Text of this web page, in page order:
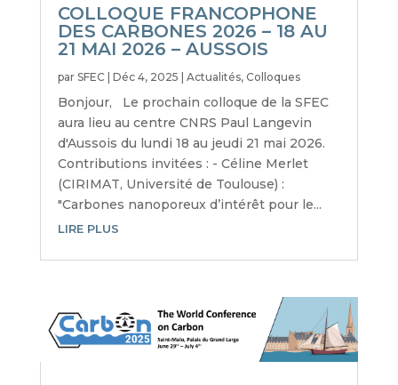
COLLOQUE FRANCOPHONE
DES CARBONES 2026 – 18 AU
21 MAI 2026 – AUSSOIS
par SFEC| Déc 4, 2025 | Actualités, Colloques
Bonjour, Le prochain colloque de la SFEC
aura lieu au centre CNRS Paul Langevin
d'Aussois du lundi 18 au jeudi 21 mai 2026.
Contributions invitées : - Céline Merlet
(CIRIMAT, Université de Toulouse) :
"Carbones nanoporeux d’intérêt pour le...
LIRE PLUS